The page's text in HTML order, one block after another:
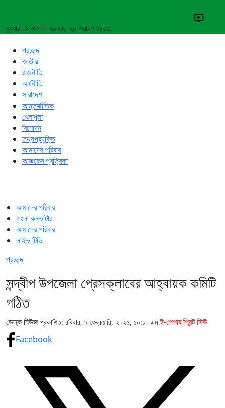
বুধবার, ৫ আগস্ট ২০২৬, ২০ শ্রাবণ ১৪৩৩
প্রচ্ছদ
জাতীয়
রাজনীতি
অর্থনীতি
সারাদেশ
আন্তর্জাতিক
খেলাধুলা
বিনোদন
তথ্যপ্রযুক্তি
আমাদের পরিবার
আজকের প্রত্রিকা
আমাদের পরিবার
বাংলা কনভার্টার
আমাদের পরিবার
লাইভ টিভি
প্রচ্ছদ
সন্দ্বীপ উপজেলা প্রেসক্লাবের আহ্বায়ক কমিটি
গঠিত
ডেস্ক নিউজ প্রকাশিত: রবিবার, ৯ ফেব্রুয়ারি, ২০২৫, ১০:১০ এম ই-পেপার প্রিন্ট ভিউ
Facebook